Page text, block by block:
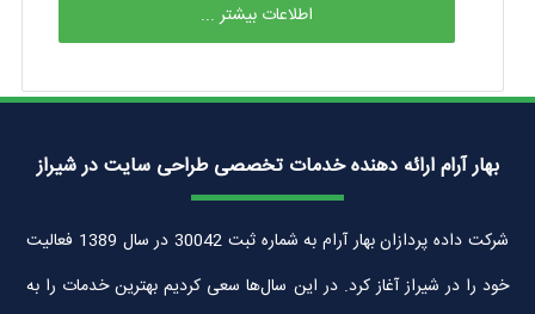
اطلاعات بیشتر ...
بهار آرام ارائه دهنده خدمات تخصصی طراحی سایت در شیراز
شرکت داده پردازان بهار آرام به شماره ثبت 30042 در سال 1389 فعالیت
خود را در شیراز آغاز کرد. در این سال‌ها سعی کردیم بهترین خدمات را به